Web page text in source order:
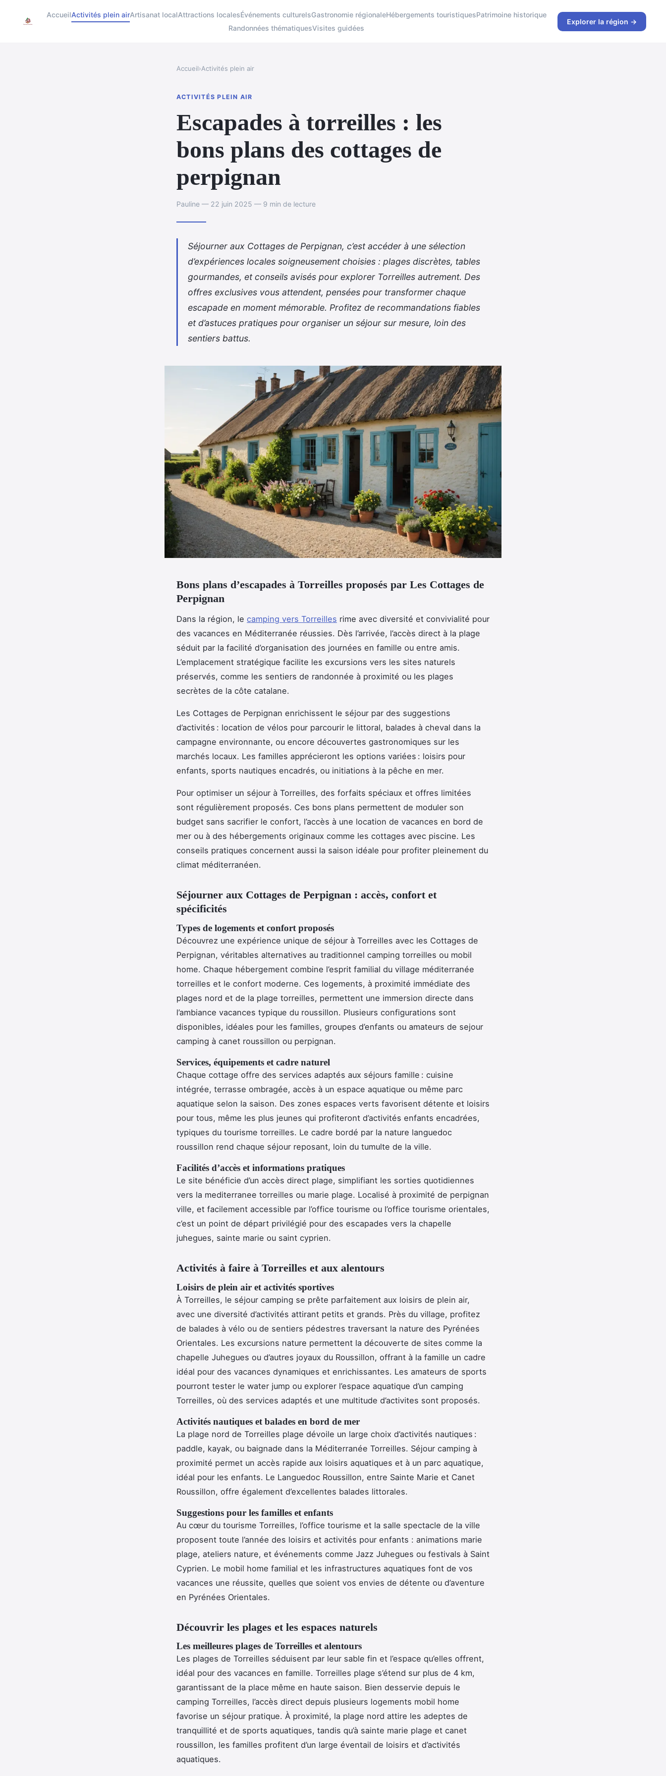
AccueilActivités plein airArtisanat localAttractions localesÉvénements culturelsGastronomie régionaleHébergements touristiquesPatrimoine historique
Randonnées thématiquesVisites guidées
Explorer la région →
Accueil›Activités plein air
ACTIVITÉS PLEIN AIR
Escapades à torreilles : les
bons plans des cottages de
perpignan
Pauline — 22 juin 2025 — 9 min de lecture
Séjourner aux Cottages de Perpignan, c’est accéder à une sélection
d’expériences locales soigneusement choisies : plages discrètes, tables
gourmandes, et conseils avisés pour explorer Torreilles autrement. Des
offres exclusives vous attendent, pensées pour transformer chaque
escapade en moment mémorable. Profitez de recommandations fiables
et d’astuces pratiques pour organiser un séjour sur mesure, loin des
sentiers battus.
Bons plans d’escapades à Torreilles proposés par Les Cottages de
Perpignan
Dans la région, le camping vers Torreilles rime avec diversité et convivialité pour
des vacances en Méditerranée réussies. Dès l’arrivée, l’accès direct à la plage
séduit par la facilité d’organisation des journées en famille ou entre amis.
L’emplacement stratégique facilite les excursions vers les sites naturels
préservés, comme les sentiers de randonnée à proximité ou les plages
secrètes de la côte catalane.
Les Cottages de Perpignan enrichissent le séjour par des suggestions
d’activités : location de vélos pour parcourir le littoral, balades à cheval dans la
campagne environnante, ou encore découvertes gastronomiques sur les
marchés locaux. Les familles apprécieront les options variées : loisirs pour
enfants, sports nautiques encadrés, ou initiations à la pêche en mer.
Pour optimiser un séjour à Torreilles, des forfaits spéciaux et offres limitées
sont régulièrement proposés. Ces bons plans permettent de moduler son
budget sans sacrifier le confort, l’accès à une location de vacances en bord de
mer ou à des hébergements originaux comme les cottages avec piscine. Les
conseils pratiques concernent aussi la saison idéale pour profiter pleinement du
climat méditerranéen.
Séjourner aux Cottages de Perpignan : accès, confort et
spécificités
Types de logements et confort proposés
Découvrez une expérience unique de séjour à Torreilles avec les Cottages de
Perpignan, véritables alternatives au traditionnel camping torreilles ou mobil
home. Chaque hébergement combine l’esprit familial du village méditerranée
torreilles et le confort moderne. Ces logements, à proximité immédiate des
plages nord et de la plage torreilles, permettent une immersion directe dans
l’ambiance vacances typique du roussillon. Plusieurs configurations sont
disponibles, idéales pour les familles, groupes d’enfants ou amateurs de sejour
camping à canet roussillon ou perpignan.
Services, équipements et cadre naturel
Chaque cottage offre des services adaptés aux séjours famille : cuisine
intégrée, terrasse ombragée, accès à un espace aquatique ou même parc
aquatique selon la saison. Des zones espaces verts favorisent détente et loisirs
pour tous, même les plus jeunes qui profiteront d’activités enfants encadrées,
typiques du tourisme torreilles. Le cadre bordé par la nature languedoc
roussillon rend chaque séjour reposant, loin du tumulte de la ville.
Facilités d’accès et informations pratiques
Le site bénéficie d’un accès direct plage, simplifiant les sorties quotidiennes
vers la mediterranee torreilles ou marie plage. Localisé à proximité de perpignan
ville, et facilement accessible par l’office tourisme ou l’office tourisme orientales,
c’est un point de départ privilégié pour des escapades vers la chapelle
juhegues, sainte marie ou saint cyprien.
Activités à faire à Torreilles et aux alentours
Loisirs de plein air et activités sportives
À Torreilles, le séjour camping se prête parfaitement aux loisirs de plein air,
avec une diversité d’activités attirant petits et grands. Près du village, profitez
de balades à vélo ou de sentiers pédestres traversant la nature des Pyrénées
Orientales. Les excursions nature permettent la découverte de sites comme la
chapelle Juhegues ou d’autres joyaux du Roussillon, offrant à la famille un cadre
idéal pour des vacances dynamiques et enrichissantes. Les amateurs de sports
pourront tester le water jump ou explorer l’espace aquatique d’un camping
Torreilles, où des services adaptés et une multitude d’activites sont proposés.
Activités nautiques et balades en bord de mer
La plage nord de Torreilles plage dévoile un large choix d’activités nautiques :
paddle, kayak, ou baignade dans la Méditerranée Torreilles. Séjour camping à
proximité permet un accès rapide aux loisirs aquatiques et à un parc aquatique,
idéal pour les enfants. Le Languedoc Roussillon, entre Sainte Marie et Canet
Roussillon, offre également d’excellentes balades littorales.
Suggestions pour les familles et enfants
Au cœur du tourisme Torreilles, l’office tourisme et la salle spectacle de la ville
proposent toute l’année des loisirs et activités pour enfants : animations marie
plage, ateliers nature, et événements comme Jazz Juhegues ou festivals à Saint
Cyprien. Le mobil home familial et les infrastructures aquatiques font de vos
vacances une réussite, quelles que soient vos envies de détente ou d’aventure
en Pyrénées Orientales.
Découvrir les plages et les espaces naturels
Les meilleures plages de Torreilles et alentours
Les plages de Torreilles séduisent par leur sable fin et l’espace qu’elles offrent,
idéal pour des vacances en famille. Torreilles plage s’étend sur plus de 4 km,
garantissant de la place même en haute saison. Bien desservie depuis le
camping Torreilles, l’accès direct depuis plusieurs logements mobil home
favorise un séjour pratique. À proximité, la plage nord attire les adeptes de
tranquillité et de sports aquatiques, tandis qu’à sainte marie plage et canet
roussillon, les familles profitent d’un large éventail de loisirs et d’activités
aquatiques.